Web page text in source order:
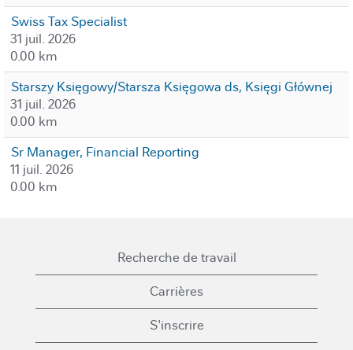
Swiss Tax Specialist
31 juil. 2026
0.00 km
Starszy Księgowy/Starsza Księgowa ds, Księgi Głównej
31 juil. 2026
0.00 km
Sr Manager, Financial Reporting
11 juil. 2026
0.00 km
Recherche de travail
Carrières
S'inscrire